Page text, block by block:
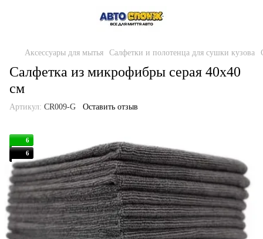
Аксессуары для мытья Салфетки и полотенца для сушки кузова
Салфетка из микрофибры серая 40х40
см
Артикул: CR009-G Оставить отзыв
6
6